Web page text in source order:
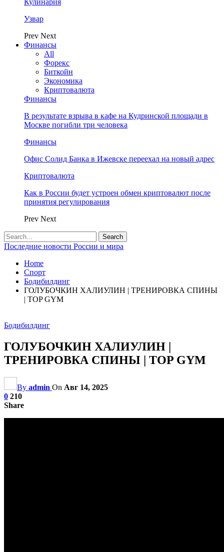
Кулинария
Узвар
Prev Next
Финансы
All
Форекс
Биткойн
Экономика
Криптовалюта
Финансы
В результате взрыва в кафе на Кудринской площади в
Москве погибли три человека
Финансы
Офис Солид Банка в Ижевске переехал на новый адрес
Криптовалюта
Как в России будет устроен обмен криптовалют после
принятия регулирования
Prev Next
Последние новости России и мира
Home
Спорт
Бодибилдинг
ГОЛУБОЧКИН ХАЛИУЛИН | ТРЕНИРОВКА СПИНЫ
| TOP GYM
Бодибилдинг
ГОЛУБОЧКИН ХАЛИУЛИН |
ТРЕНИРОВКА СПИНЫ | TOP GYM
By admin On Авг 14, 2025
0 210
Share